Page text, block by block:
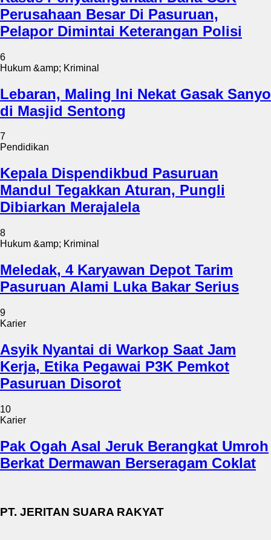
Perusahaan Besar Di Pasuruan,
Pelapor Dimintai Keterangan Polisi
6
Hukum &amp; Kriminal
Lebaran, Maling Ini Nekat Gasak Sanyo
di Masjid Sentong
7
Pendidikan
Kepala Dispendikbud Pasuruan
Mandul Tegakkan Aturan, Pungli
Dibiarkan Merajalela
8
Hukum &amp; Kriminal
Meledak, 4 Karyawan Depot Tarim
Pasuruan Alami Luka Bakar Serius
9
Karier
Asyik Nyantai di Warkop Saat Jam
Kerja, Etika Pegawai P3K Pemkot
Pasuruan Disorot
10
Karier
Pak Ogah Asal Jeruk Berangkat Umroh
Berkat Dermawan Berseragam Coklat
PT. JERITAN SUARA RAKYAT